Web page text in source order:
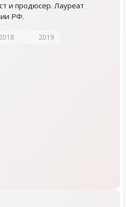
и продюсер. Лауреат
РФ.
2019